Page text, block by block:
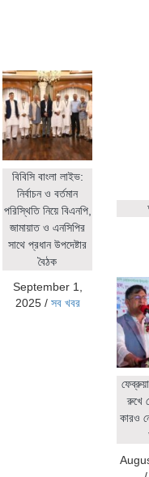
বিবিসি বাংলা লাইভ:
নির্বাচন ও বর্তমান
পরিস্থিতি নিয়ে বিএনপি,
জামায়াত ও এনসিপির
সাথে প্রধান উপদেষ্টার
বৈঠক
September 1,
2025/ সব খবর
রুখে
কারও